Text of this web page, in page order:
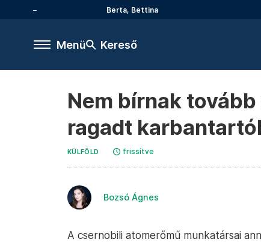
Berta, Bettina
Menü Kereső
Nem bírnak
ragadt
KÜLFÖLD frissítve
Bozsó Ágnes
A csernobili atomerőmű munkatársai